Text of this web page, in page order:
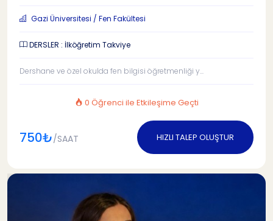
Gazi Üniversitesi / Fen Fakültesi
DERSLER : İlköğretim Takviye
Dershane ve özel okulda fen bilgisi öğretmenliği y...
0 Öğrenci ile Etkileşime Geçti
750₺/SAAT HIZLI TALEP OLUŞTUR